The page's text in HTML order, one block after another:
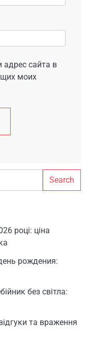
адрес сайта в
моих
Search
році: ціна
рождения:
без світла:
та враження